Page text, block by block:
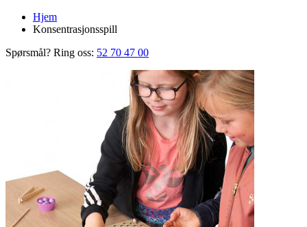
Hjem
Konsentrasjonsspill
Spørsmål? Ring oss: 52 70 47 00